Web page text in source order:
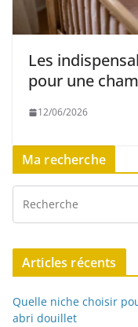
Les
pour une
12/06/2026
Ma recherche
Articles récents
Quelle niche choisir
abri douillet